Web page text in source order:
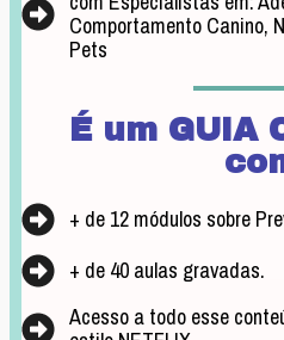
Comportamento Canino,
Pets
É um GUIA
+ de 12 módulos sobre
+ de 40 aulas gravadas.
Acesso a todo esse